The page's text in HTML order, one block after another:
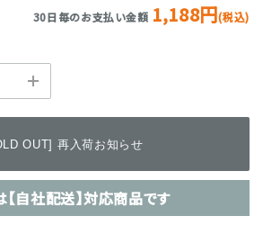
30日毎のお支払い金額 1,188円(税込)
OUT] 再入荷お知らせ
【自社配送】対応商品です